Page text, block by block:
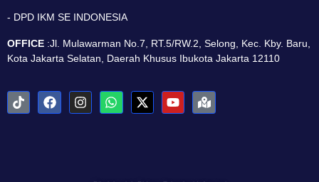
- DPD IKM SE INDONESIA
OFFICE :Jl. Mulawarman No.7, RT.5/RW.2, Selong, Kec. Kby. Baru,
Kota Jakarta Selatan, Daerah Khusus Ibukota Jakarta 12110